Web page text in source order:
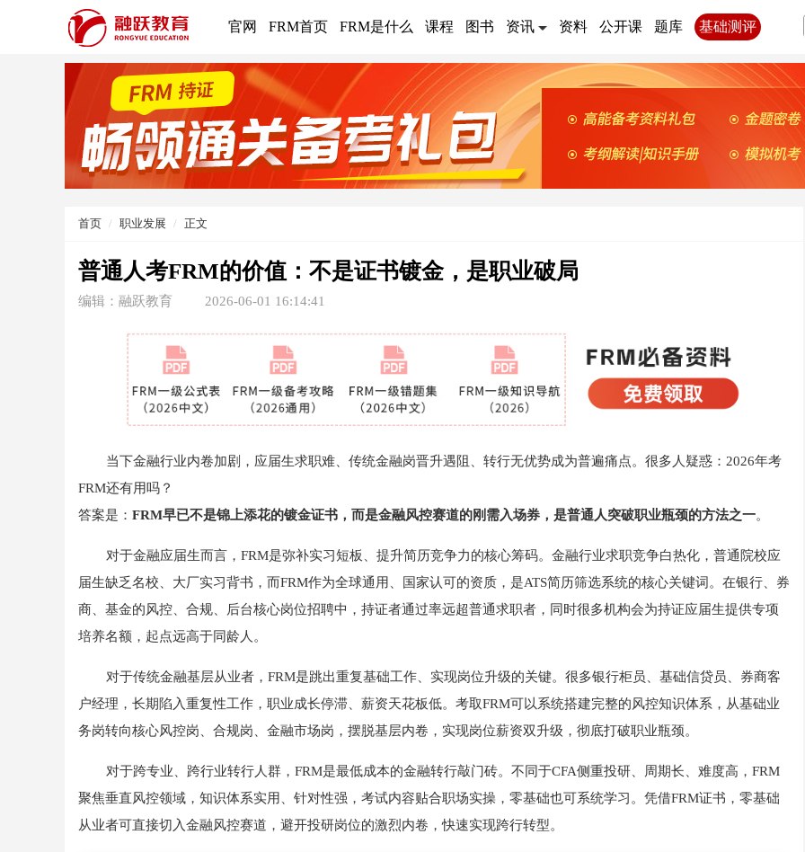
官网 FRM首页 FRM是什么 课程 图书 资讯 资料 公开课 题库 基础测评
首页 职业发展 正文
普通人考FRM的价值：不是证书镀金，是职业破局
编辑：融跃教育 2026-06-01 16:14:41
当下金融行业内卷加剧，应届生求职难、传统金融岗晋升遇阻、转行无优势成为普遍痛点。很多人疑惑：2026年考
FRM还有用吗？
答案是： FRM早已不是锦上添花的镀金证书，而是金融风控赛道的刚需入场券，是普通人突破职业瓶颈的方法之一。
对于金融应届生而言，FRM是弥补实习短板、提升简历竞争力的核心筹码。金融行业求职竞争白热化，普通院校应
届生缺乏名校、大厂实习背书，而FRM作为全球通用、国家认可的资质，是ATS简历筛选系统的核心关键词。在银行、券
商、基金的风控、合规、后台核心岗位招聘中，持证者通过率远超普通求职者，同时很多机构会为持证应届生提供专项
培养名额，起点远高于同龄人。
对于传统金融基层从业者，FRM是跳出重复基础工作、实现岗位升级的关键。很多银行柜员、基础信贷员、券商客
户经理，长期陷入重复性工作，职业成长停滞、薪资天花板低。考取FRM可以系统搭建完整的风控知识体系，从基础业
务岗转向核心风控岗、合规岗、金融市场岗，摆脱基层内卷，实现岗位薪资双升级，彻底打破职业瓶颈。
对于跨专业、跨行业转行人群，FRM是最低成本的金融转行敲门砖。不同于CFA侧重投研、周期长、难度高，FRM
聚焦垂直风控领域，知识体系实用、针对性强，考试内容贴合职场实操，零基础也可系统学习。凭借FRM证书，零基础
从业者可直接切入金融风控赛道，避开投研岗位的激烈内卷，快速实现跨行转型。